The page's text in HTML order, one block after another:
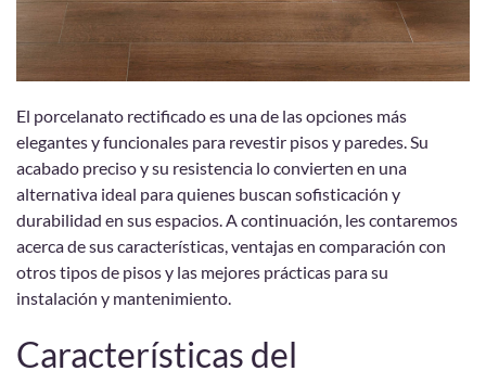
El porcelanato rectificado es una de las opciones más
elegantes y funcionales para revestir pisos y paredes. Su
acabado preciso y su resistencia lo convierten en una
alternativa ideal para quienes buscan sofisticación y
durabilidad en sus espacios. A continuación, les contaremos
acerca de sus características, ventajas en comparación con
otros tipos de pisos y las mejores prácticas para su
instalación y mantenimiento.
Características del